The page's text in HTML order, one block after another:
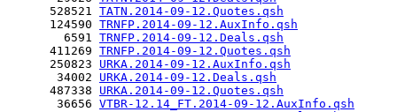
      528521
TATN.2014-09-12.Quotes.qsh
      124590
TRNFP.2014-09-12.AuxInfo.qsh
        6591
TRNFP.2014-09-12.Deals.qsh
      411269
TRNFP.2014-09-12.Quotes.qsh
      250823
URKA.2014-09-12.AuxInfo.qsh
       34002
URKA.2014-09-12.Deals.qsh
      487338
URKA.2014-09-12.Quotes.qsh
       36656
VTBR-12.14_FT.2014-09-12.AuxInfo.qsh